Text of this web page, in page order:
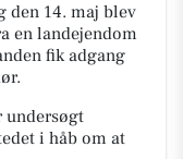
den 14. maj blev
en landejendom
fik adgang
undersøgt
i håb om at